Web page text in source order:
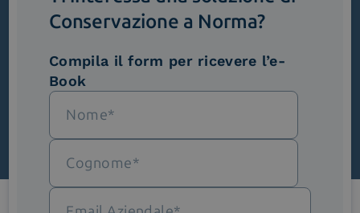
Novità, iniziative ed eventi dal mondo della
Scopri InNews
Conservazione a Norma?
Compila il form per ricevere l’e-
Book